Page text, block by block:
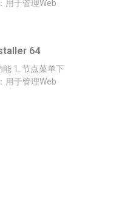
用于管理Web
64
1. 节点菜单下
用于管理Web